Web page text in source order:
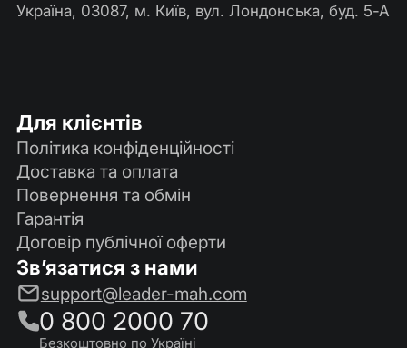
Україна, 03087, м. Київ, вул. Лондонська, буд. 5-А
Для клієнтів
Політика конфіденційності
Доставка та оплата
Повернення та обмін
Гарантія
Договір публічної оферти
Зв’язатися з нами
support@leader-mah.com
0 800 2000 70
Безкоштовно по Україні